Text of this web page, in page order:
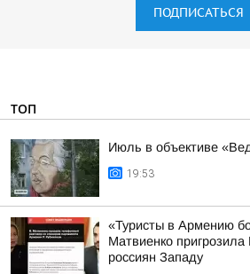
ПОДПИСАТЬСЯ
ТОП
Июль в объективе
19:53
«Туристы в Армению
Матвиенко
россиян Западу